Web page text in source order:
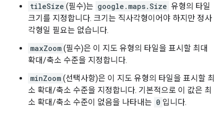
tileSize (필수)는 google.maps.Size 유형의 타일
크기를 지정합니다. 크기는 직사각형이어야 하지만 정사
각형일 필요는 없습니다.
maxZoom (필수)은 이 지도 유형의 타일을 표시할 최대
확대/축소 수준을 지정합니다.
minZoom (선택사항)은 이 지도 유형의 타일을 표시할 최
소 확대/축소 수준을 지정합니다. 기본적으로 이 값은 최
소 확대/축소 수준이 없음을 나타내는 0 입니다.